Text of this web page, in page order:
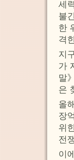
세
불
한
격
지
가
말
은
올
장
위
전
이